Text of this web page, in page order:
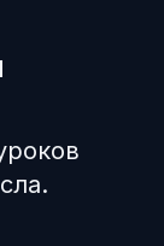
.